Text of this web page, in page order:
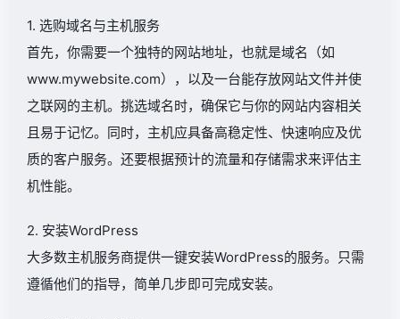
1. 选购域名与主机服务
首先，你需要一个独特的网站地址，也就是域名（如
www.mywebsite.com），以及一台能存放网站文件并使
之联网的主机。挑选域名时，确保它与你的网站内容相关
且易于记忆。同时，主机应具备高稳定性、快速响应及优
质的客户服务。还要根据预计的流量和存储需求来评估主
机性能。
2. 安装WordPress
大多数主机服务商提供一键安装WordPress的服务。只需
遵循他们的指导，简单几步即可完成安装。